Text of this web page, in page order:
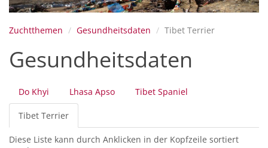
Zuchtthemen Gesundheitsdaten Tibet Terrier
Gesundheitsdaten
Primäre
Reiter
Do Khyi Lhasa Apso Tibet Spaniel
Tibet Terrier
Reiter)
Diese Liste kann durch Anklicken in der Kopfzeile sortiert